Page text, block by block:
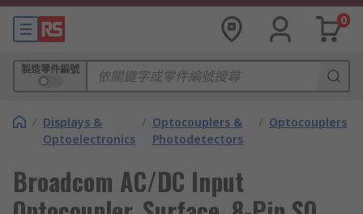
0
製造零件編號
/ Displays &
Optoelectronics
/ Optocouplers &
Photodetectors
/ Optocouplers
Broadcom AC/DC Input